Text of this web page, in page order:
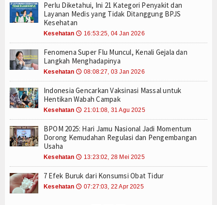
Gallery
Forum
Semifinal Piala Presiden 2026 Dipastikan
2 Agustus Ada Hari Paranormal, Hari Saudara
Hari Kanker Paru-Paru Sedunia 1 Agustus:
National Girlfriend Day 1 Agustus: Bukan
UPN Veteran Jatim Hadirkan AI untuk Deteksi
Prabowo Tantang Daerah Berlomba Jadi Kota
ISPA Mengintai di Musim Kemarau, Dokter
National Chocolate Chip Cookie Day 4 Agustus:
Jadwal dan Venue Semifinal Piala Presiden 2026
Perlu Diketahui, Ini 21 Kategori Penyakit dan
Layanan Medis yang Tidak Ditanggung BPJS
Kesehatan
Kesehatan 🕔 16:53:25, 04 Jan 2026
Fenomena Super Flu Muncul, Kenali Gejala dan
Langkah Menghadapinya
Kesehatan 🕔 08:08:27, 03 Jan 2026
Indonesia Gencarkan Vaksinasi Massal untuk
Hentikan Wabah Campak
Kesehatan 🕔 21:01:08, 31 Agu 2025
BPOM 2025: Hari Jamu Nasional Jadi Momentum
Dorong Kemudahan Regulasi dan Pengembangan
Usaha
Kesehatan 🕔 13:23:02, 28 Mei 2025
7 Efek Buruk dari Konsumsi Obat Tidur
Kesehatan 🕔 07:27:03, 22 Apr 2025